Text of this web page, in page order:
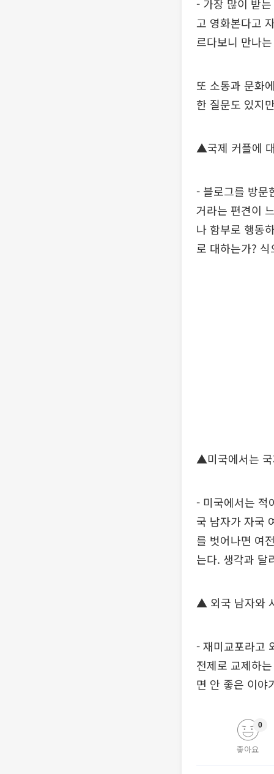
- 가장 많이 받
고 영화본다고
르다보니 만나
또 소통과 문화
한 질문도 있지
▲국제 커플에
- 블로그를 방문
거라는 편견이
나 함부로 행동
로 대하는가?
▲미국에서는
- 미국에서는 적
국 남자가 자국
를 벗어나면 여
는다. 생각과 달
▲ 외국 남자와
- 재미교포라고
전제로 교제하
면 안 좋은 이야
좋아요
0